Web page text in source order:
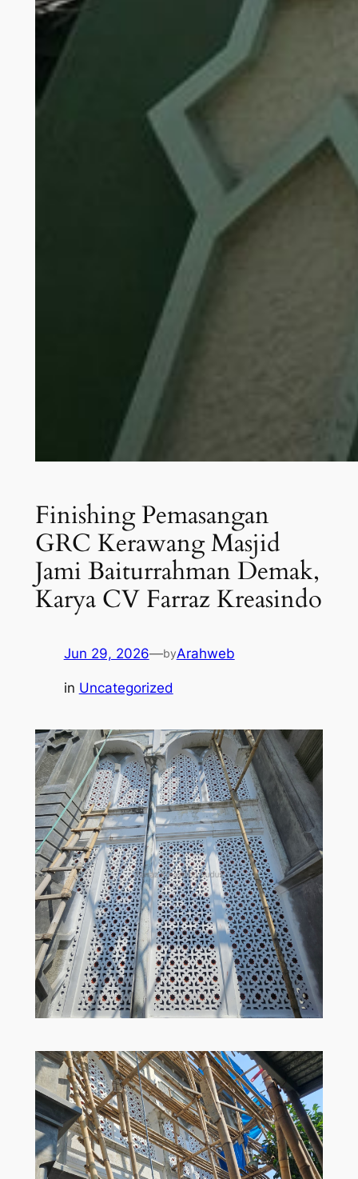
Finishing Pemasangan
GRC Kerawang Masjid
Jami Baiturrahman Demak,
Karya CV Farraz Kreasindo
Jun 29, 2026—byArahweb
in Uncategorized